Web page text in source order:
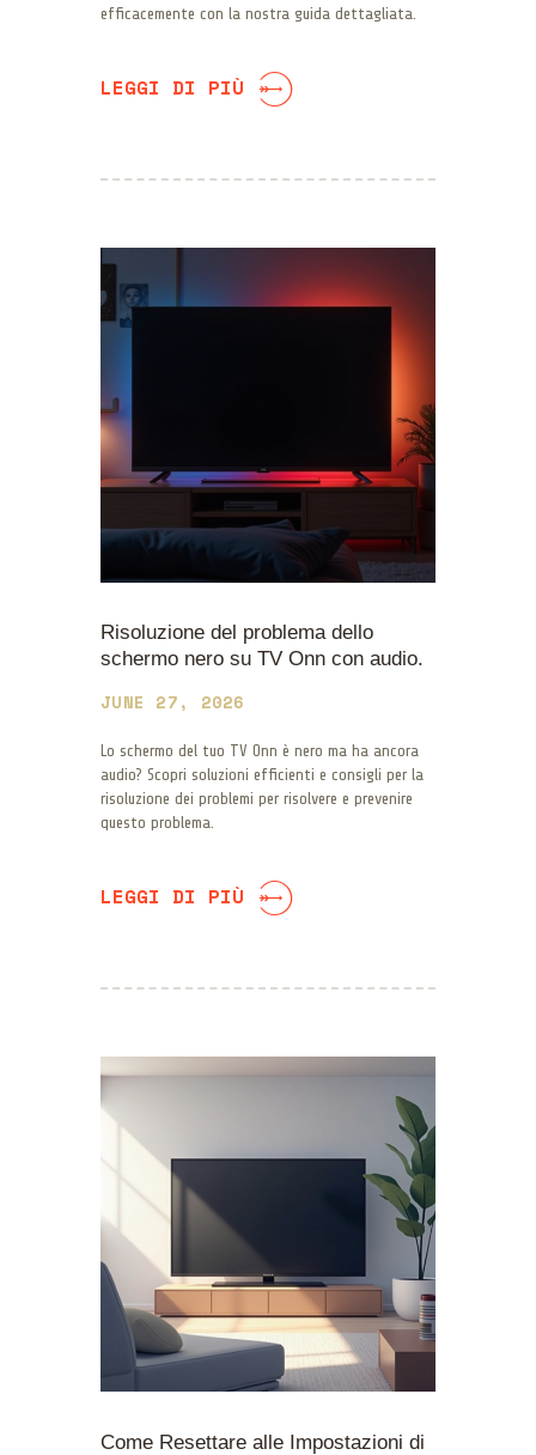
efficacemente con la nostra guida dettagliata.
LEGGI DI PIÙ
Risoluzione del problema dello
schermo nero su TV Onn con audio.
JUNE 27, 2026
Lo schermo del tuo TV Onn è nero ma ha ancora
audio? Scopri soluzioni efficienti e consigli per la
risoluzione dei problemi per risolvere e prevenire
questo problema.
LEGGI DI PIÙ
Come Resettare alle Impostazioni di